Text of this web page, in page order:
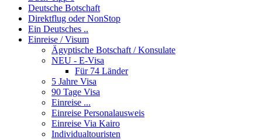
Deutsche Botschaft
Direktflug oder NonStop
Ein Deutsches ..
Einreise / Visum
Ägyptische Botschaft / Konsulate
NEU - E-Visa
Für 74 Länder
5 Jahre Visa
90 Tage Visa
Einreise ...
Einreise Personalausweis
Einreise Via Kairo
Individualtouristen